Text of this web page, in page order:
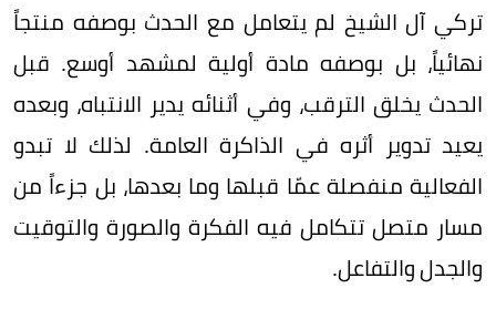
تركي آل الشيخ لم يتعامل مع الحدث بوصفه منتجاً
نهائياً، بل بوصفه مادة أولية لمشهد أوسع. قبل
الحدث يخلق الترقب، وفي أثنائه يدير الانتباه، وبعده
يعيد تدوير أثره في الذاكرة العامة. لذلك لا تبدو
الفعالية منفصلة عمّا قبلها وما بعدها، بل جزءاً من
مسار متصل تتكامل فيه الفكرة والصورة والتوقيت
والجدل والتفاعل.